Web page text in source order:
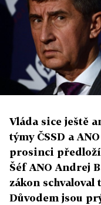
Vláda sice ještě
týmy ČSSD a
prosinci předloží
Šéf ANO Andrej
zákon schvaloval
Důvodem jsou